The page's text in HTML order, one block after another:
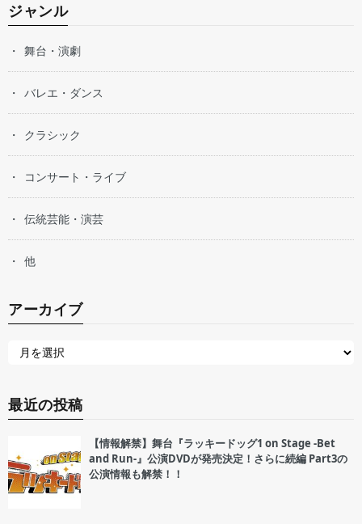
ジャンル
舞台・演劇
バレエ・ダンス
クラシック
コンサート・ライブ
伝統芸能・演芸
他
アーカイブ
最近の投稿
【情報解禁】舞台『ラッキードッグ1 on Stage -Bet
and Run-』公演DVDが発売決定！さらに続編 Part3の
公演情報も解禁！！